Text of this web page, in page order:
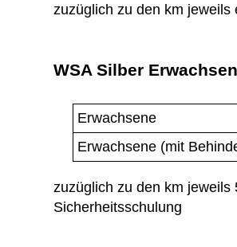
zuzüglich zu den km
WSA Silber
Erwachsene
Erwachsene (mit
zuzüglich zu den km jeweils
Sicherheitsschulung